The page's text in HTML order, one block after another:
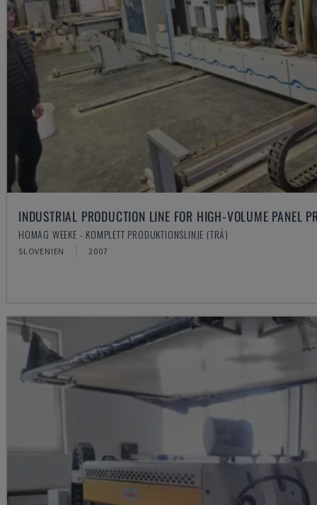
INDUSTRIAL PRODUCTION LINE FOR HIGH-VOLUME PANEL
HOMAG WEEKE - KOMPLETT PRODUKTIONSLINJE (TRÄ)
SLOVENIEN 2007